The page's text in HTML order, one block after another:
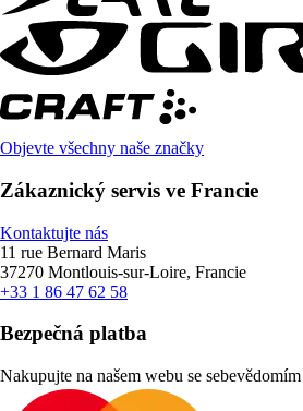
Objevte všechny naše značky
Zákaznický servis ve Francie
Kontaktujte nás
11 rue Bernard Maris
37270 Montlouis-sur-Loire, Francie
+33 1 86 47 62 58
Bezpečná platba
Nakupujte na našem webu se sebevědomím